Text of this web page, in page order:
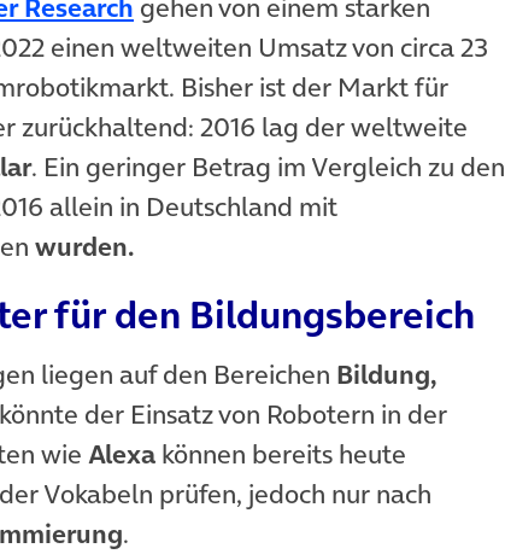
einen weltweiten Umsatz von circa 23
Bisher ist der Markt für
zurückhaltend: 2016 lag der weltweite
. Ein geringer Betrag im Vergleich zu den
allein in Deutschland mit
wurden.
für den Bildungsbereich
liegen auf den Bereichen Bildung,
der Einsatz von Robotern in der
wie Alexa können bereits heute
Vokabeln prüfen, jedoch nur nach
.